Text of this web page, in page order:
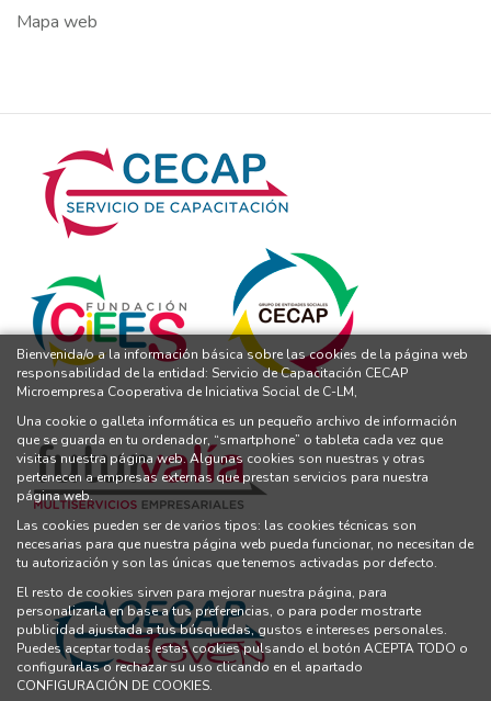
Mapa web
Bienvenida/o a la información básica sobre las cookies de la página web
responsabilidad de la entidad: Servicio de Capacitación CECAP
Microempresa Cooperativa de Iniciativa Social de C-LM,
Una cookie o galleta informática es un pequeño archivo de información
que se guarda en tu ordenador, “smartphone” o tableta cada vez que
visitas nuestra página web. Algunas cookies son nuestras y otras
pertenecen a empresas externas que prestan servicios para nuestra
página web.
Las cookies pueden ser de varios tipos: las cookies técnicas son
necesarias para que nuestra página web pueda funcionar, no necesitan de
tu autorización y son las únicas que tenemos activadas por defecto.
El resto de cookies sirven para mejorar nuestra página, para
personalizarla en base a tus preferencias, o para poder mostrarte
publicidad ajustada a tus búsquedas, gustos e intereses personales.
Puedes aceptar todas estas cookies pulsando el botón ACEPTA TODO o
configurarlas o rechazar su uso clicando en el apartado
CONFIGURACIÓN DE COOKIES.